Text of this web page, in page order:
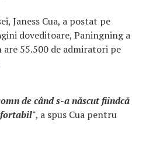
Janess Cua, a postat pe
doveditoare, Paningning a
are 55.500 de admiratori pe
de când s-a născut fiindcă
, a spus Cua pentru